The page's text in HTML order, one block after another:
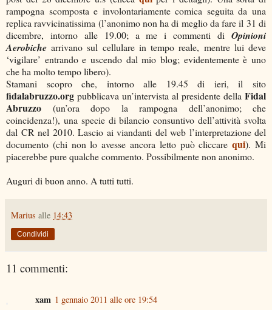
rampogna scomposta e involontariamente comica seguita da una
replica ravvicinatissima (l’anonimo non ha di meglio da fare il 31 di
dicembre, intorno alle 19.00; a me i commenti di Opinioni
Aerobiche arrivano sul cellulare in tempo reale, mentre lui deve
‘vigilare’ entrando e uscendo dal mio blog; evidentemente è uno
che ha molto tempo libero).
Stamani scopro che, intorno alle 19.45 di ieri, il sito
fidalabruzzo.org pubblicava un’intervista al presidente della Fidal
Abruzzo (un’ora dopo la rampogna dell’anonimo; che
coincidenza!), una specie di bilancio consuntivo dell’attività svolta
dal CR nel 2010. Lascio ai viandanti del web l’interpretazione del
documento (chi non lo avesse ancora letto può cliccarequi). Mi
piacerebbe pure qualche commento. Possibilmente non anonimo.
Auguri di buon anno. A tutti tutti.
Marius alle 14:43
Condividi
11 commenti:
xam 1 gennaio 2011 alle ore 19:54